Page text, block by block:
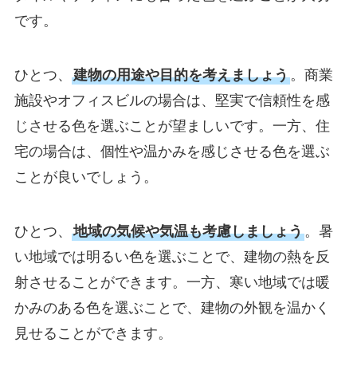
です。
ひとつ、 建物の用途や目的を考えましょう。商業
施設やオフィスビルの場合は、堅実で信頼性を感
じさせる色を選ぶことが望ましいです。一方、住
宅の場合は、個性や温かみを感じさせる色を選ぶ
ことが良いでしょう。
ひとつ、 地域の気候や気温も考慮しましょう。暑
い地域では明るい色を選ぶことで、建物の熱を反
射させることができます。一方、寒い地域では暖
かみのある色を選ぶことで、建物の外観を温かく
見せることができます。